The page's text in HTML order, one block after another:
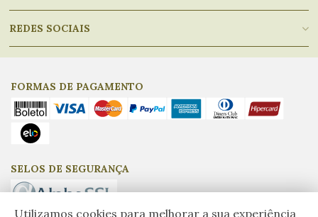
Utilizamos cookies para melhorar a sua experiência
REDES SOCIAIS
FORMAS DE PAGAMENTO
SELOS DE SEGURANÇA